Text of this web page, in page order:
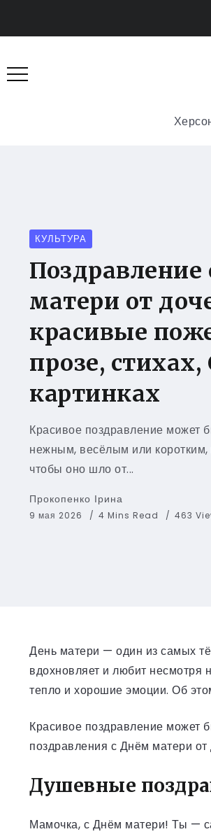
КУЛЬТУРА
Поздравление
матери от
красивые
прозе,
картинках
Красивое поздравление может
нежным, весёлым или
чтобы оно шло от...
Прокопенко Ірина
9 мая 2026 4 Mins Read 463
День матери — один из самых
вдохновляет и любит несмотря
тепло и хорошие эмоции. Об
Красивое поздравление может
поздравления с Днём матери
Душевные
Мамочка, с Днём матери! Ты —